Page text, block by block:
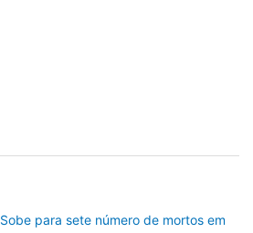
Sobe para sete número de mortos em